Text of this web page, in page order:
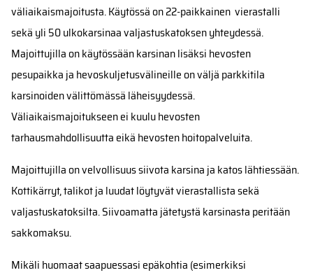
väliaikaismajoitusta. Käytössä on 22-paikkainen vierastalli
sekä yli 50 ulkokarsinaa valjastuskatoksen yhteydessä.
Majoittujilla on käytössään karsinan lisäksi hevosten
pesupaikka ja hevoskuljetusvälineille on väljä parkkitila
karsinoiden välittömässä läheisyydessä.
Väliaikaismajoitukseen ei kuulu hevosten
tarhausmahdollisuutta eikä hevosten hoitopalveluita.
Majoittujilla on velvollisuus siivota karsina ja katos lähtiessään.
Kottikärryt, talikot ja luudat löytyvät vierastallista sekä
valjastuskatoksilta. Siivoamatta jätetystä karsinasta peritään
sakkomaksu.
Mikäli huomaat saapuessasi epäkohtia (esimerkiksi